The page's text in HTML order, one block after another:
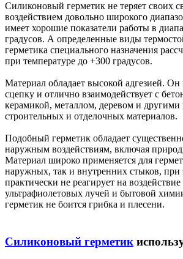
Силиконовый герметик не теряет своих
воздействием довольно широкого
имеет хорошие показатели работы в
градусов. А определенные виды
герметика специального назначения
при температуре до +300 градусов.
Материал обладает высокой адгезией.
сцепку и отлично взаимодействует с
керамикой, металлом, деревом и другими
строительных и отделочных материалов.
Подобный герметик обладает
наружным воздействиям, включая
Материал широко применяется для
наружных, так и внутренних стыков, при
практически не реагирует на
ультрафиолетовых лучей и бытовой
герметик не боится грибка и плесени.
Силиконовый герметик